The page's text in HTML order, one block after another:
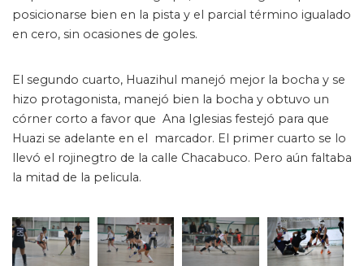
posicionarse bien en la pista y el parcial término igualado
en cero, sin ocasiones de goles.
El segundo cuarto, Huazihul manejó mejor la bocha y se
hizo protagonista, manejó bien la bocha y obtuvo un
córner corto a favor que Ana Iglesias festejó para que
Huazi se adelante en el marcador. El primer cuarto se lo
llevó el rojinegtro de la calle Chacabuco. Pero aún faltaba
la mitad de la pelicula.